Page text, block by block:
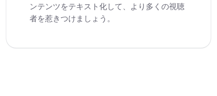
ンテンツをテキスト化して、より多くの視聴
者を惹きつけましょう。